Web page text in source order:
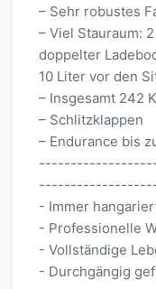
– Sehr robustes
– Viel Stauraum:
doppelter
10 Liter vor den
– Insgesamt 242
– Schlitzklappen
– Endurance bis
- Immer
- Professionelle
- Vollständige
- Durchgängig